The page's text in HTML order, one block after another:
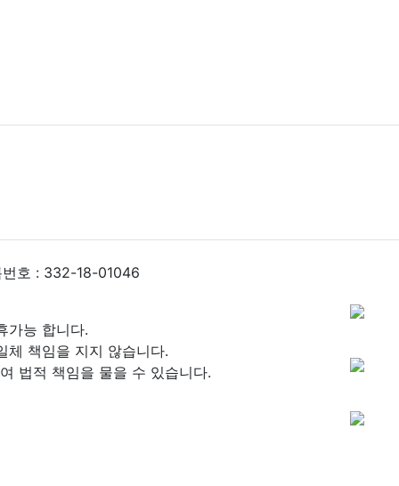
번호 : 332-18-01046
가능 합니다.
체 책임을 지지 않습니다.
법적 책임을 물을 수 있습니다.